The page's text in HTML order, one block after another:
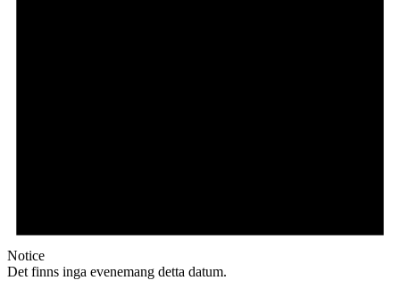
Notice
Det finns inga evenemang detta datum.